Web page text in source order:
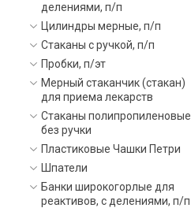
делениями, п/п
Цилиндры мерные, п/п
Стаканы с ручкой, п/п
Пробки, п/эт
Мерный стаканчик (стакан)
для приема лекарств
Стаканы полипропиленовые
без ручки
Пластиковые Чашки Петри
Шпатели
Банки широкогорлые для
реактивов, с делениями, п/п